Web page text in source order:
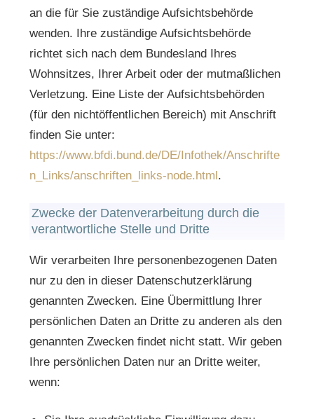
an die für Sie zuständige Aufsichtsbehörde
wenden. Ihre zuständige Aufsichtsbehörde
richtet sich nach dem Bundesland Ihres
Wohnsitzes, Ihrer Arbeit oder der mutmaßlichen
Verletzung. Eine Liste der Aufsichtsbehörden
(für den nichtöffentlichen Bereich) mit Anschrift
finden Sie unter:
https://www.bfdi.bund.de/DE/Infothek/Anschrifte
n_Links/anschriften_links-node.html.
Zwecke der Datenverarbeitung durch die
verantwortliche Stelle und Dritte
Wir verarbeiten Ihre personenbezogenen Daten
nur zu den in dieser Datenschutzerklärung
genannten Zwecken. Eine Übermittlung Ihrer
persönlichen Daten an Dritte zu anderen als den
genannten Zwecken findet nicht statt. Wir geben
Ihre persönlichen Daten nur an Dritte weiter,
wenn: